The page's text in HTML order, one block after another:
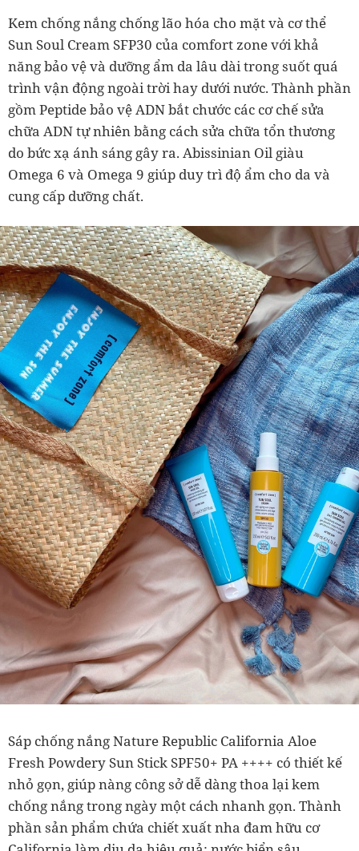
Kem chống nắng chống lão hóa cho mặt và cơ thể
Sun Soul Cream SFP30 của comfort zone với khả
năng bảo vệ và dưỡng ẩm da lâu dài trong suốt quá
trình vận động ngoài trời hay dưới nước. Thành phần
gồm Peptide bảo vệ ADN bắt chước các cơ chế sửa
chữa ADN tự nhiên bằng cách sửa chữa tổn thương
do bức xạ ánh sáng gây ra. Abissinian Oil giàu
Omega 6 và Omega 9 giúp duy trì độ ẩm cho da và
cung cấp dưỡng chất.
Sáp chống nắng Nature Republic California Aloe
Fresh Powdery Sun Stick SPF50+ PA ++++ có thiết kế
nhỏ gọn, giúp nàng công sở dễ dàng thoa lại kem
chống nắng trong ngày một cách nhanh gọn. Thành
phần sản phẩm chứa chiết xuất nha đam hữu cơ